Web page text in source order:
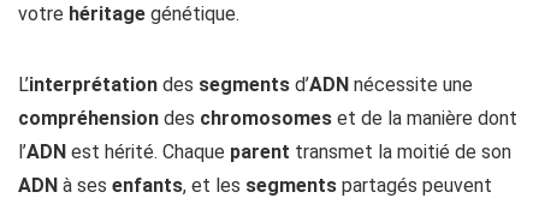
votre héritage génétique.
L’interprétation des segments d’ADN nécessite une
compréhension des chromosomes et de la manière dont
l’ADN est hérité. Chaque parent transmet la moitié de son
ADN à ses enfants, et les segments partagés peuvent